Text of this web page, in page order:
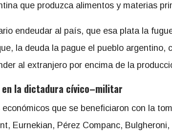
que produzca alimentos y materias
endeudar al país, que esa plata la
la deuda la pague el pueblo argentino,
al extranjero por encima de la
la dictadura cívico–militar
económicos que se beneficiaron con la
Eurnekian, Pérez Companc,